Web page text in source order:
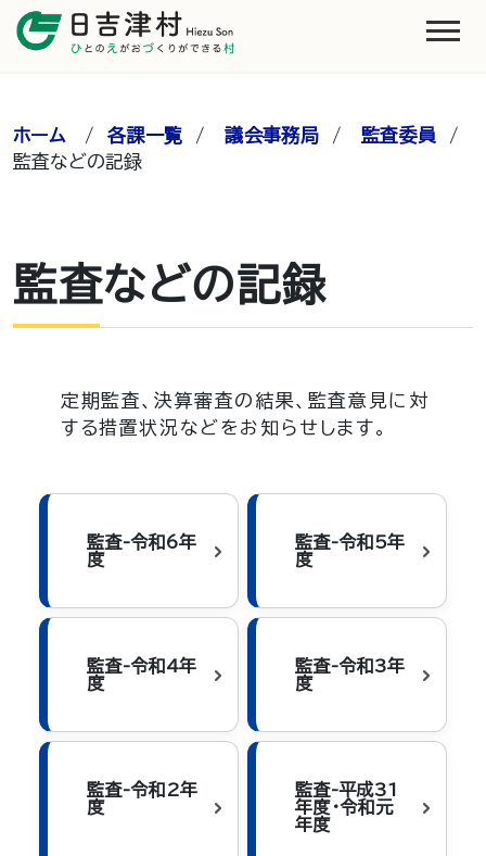
ホーム /各課一覧 /議会事務局 /監査委員 /
監査などの記録
監査などの記録
定期監査、決算審査の結果、監査意見に対
する措置状況などをお知らせします。
監査-令和6年
度
監査-令和5年
度
監査-令和4年
度
監査-令和3年
度
監査-令和2年
度
監査-平成31
年度・令和元
年度